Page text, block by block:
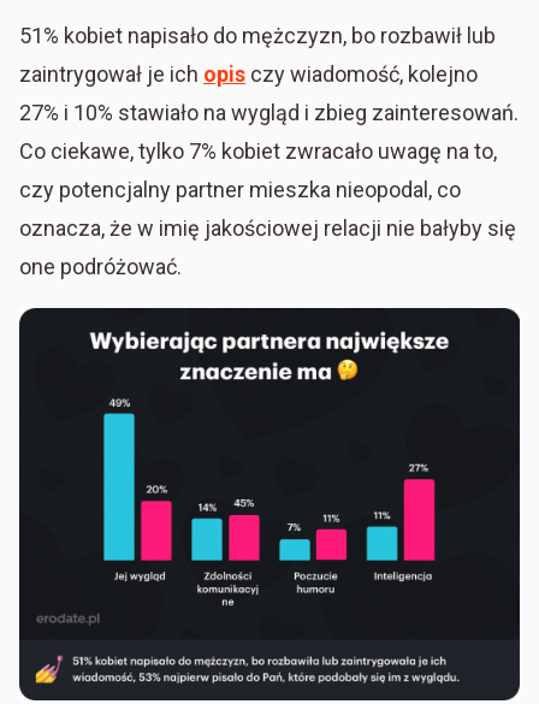
51% kobiet napisało do mężczyzn, bo rozbawił lub
zaintrygował je ich opis czy wiadomość, kolejno
27% i 10% stawiało na wygląd i zbieg zainteresowań.
Co ciekawe, tylko 7% kobiet zwracało uwagę na to,
czy potencjalny partner mieszka nieopodal, co
oznacza, że w imię jakościowej relacji nie bałyby się
one podróżować.